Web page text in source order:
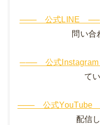
─── 公式LINE
問い合
─── 公式
て
─── 公式
配信